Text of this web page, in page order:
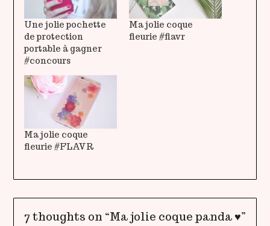
Une jolie pochette
de protection
portable à gagner
#concours
Ma jolie coque
fleurie #flavr
Ma jolie coque
fleurie #FLAVR
7 thoughts on “Ma jolie coque panda ♥”